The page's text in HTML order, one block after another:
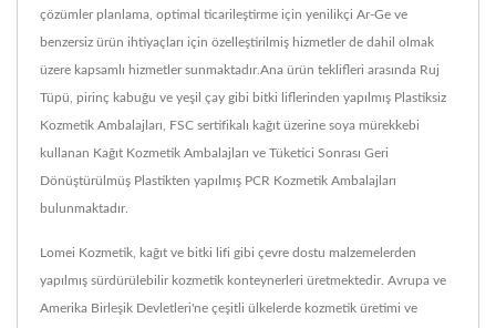
çözümler planlama, optimal ticarileştirme için yenilikçi Ar-Ge ve
benzersiz ürün ihtiyaçları için özelleştirilmiş hizmetler de dahil olmak
üzere kapsamlı hizmetler sunmaktadır.Ana ürün teklifleri arasında Ruj
Tüpü, pirinç kabuğu ve yeşil çay gibi bitki liflerinden yapılmış Plastiksiz
Kozmetik Ambalajları, FSC sertifikalı kağıt üzerine soya mürekkebi
kullanan Kağıt Kozmetik Ambalajları ve Tüketici Sonrası Geri
Dönüştürülmüş Plastikten yapılmış PCR Kozmetik Ambalajları
bulunmaktadır.
Lomei Kozmetik, kağıt ve bitki lifi gibi çevre dostu malzemelerden
yapılmış sürdürülebilir kozmetik konteynerleri üretmektedir. Avrupa ve
Amerika Birleşik Devletleri'ne çeşitli ülkelerde kozmetik üretimi ve